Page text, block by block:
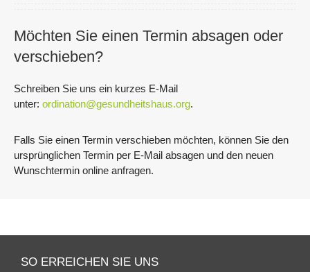
Möchten Sie einen Termin absagen oder
verschieben?
Schreiben Sie uns ein kurzes E-Mail
unter: ordination@gesundheitshaus.org.
Falls Sie einen Termin verschieben möchten, können Sie den
ursprünglichen Termin per E-Mail absagen und den neuen
Wunschtermin online anfragen.
SO ERREICHEN SIE UNS